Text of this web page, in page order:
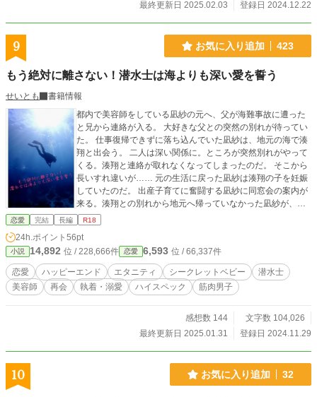
最終更新日 2025.02.03
登録日 2024.12.22
9 お気に入り追加 423
もう絶対に離さない！潜水士は海よりも深い愛を誓う
せいとも
書籍情報
都内で美容師をしている凪紗の元へ、父が海難事故に遭った
と兄から連絡が入る。 大好きな父との突然の別れが待ってい
た。 仕事復帰できずに落ち込んでいた凪紗は、地元の海で湊
翔と出会う。 二人は深い関係に。ところが突然別れがやって
くる。湊翔と連絡が取れなくなってしまったのだ。 そこから
長いすれ違いが…… 元の生活に戻った凪紗は湊翔の子を妊娠
していたのだ。 出産子育てに奮闘する凪紗に同窓会の案内が
来る。湊翔との別れから地元へ帰っていなかった凪紗が、同
窓会へ出席するために数年振りに地元へ帰る。 そこで、湊翔
ラブストーリー
恋愛 完結 長編 R18
24h.ポイント 56pt
小説 14,892 位 / 228,666件 恋愛 6,593 位 / 66,337件
恋愛 ハッピーエンド エタニティ シークレットベビー
潜水士
美容師
再会 執着・溺愛 ハイスペック 筋肉男子
感想数 144
文字数 104,026
最終更新日 2025.01.31
登録日 2024.11.29
10 お気に入り追加 32